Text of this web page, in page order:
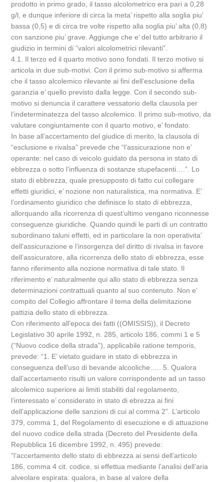
prodotto in primo grado, il tasso alcolometrico era pari a 0,28
g/l, e dunque inferiore di circa la meta’ rispetto alla soglia piu’
bassa (0,5) e di circa tre volte rispetto alla soglia piu’ alta (0,8)
con sanzione piu’ grave. Aggiunge che e’ del tutto arbitrario il
giudizio in termini di “valori alcolometrici rilevanti”.
4.1. Il terzo ed il quarto motivo sono fondati. Il terzo motivo si
articola in due sub-motivi. Con il primo sub-motivo si afferma
che il tasso alcolemico rilevante ai fini dell’esclusione della
garanzia e’ quello previsto dalla legge. Con il secondo sub-
motivo si denuncia il carattere vessatorio della clausola per
l’indeterminatezza del tasso alcolemico. Il primo sub-motivo, da
valutare congiuntamente con il quarto motivo, e’ fondato.
In base all’accertamento del giudice di merito, la clausola di
“esclusione e rivalsa” prevede che “l’assicurazione non e’
operante: nel caso di veicolo guidato da persona in stato di
ebbrezza o sotto l’influenza di sostanze stupefacenti….”. Lo
stato di ebbrezza, quale presupposto di fatto cui collegare
effetti giuridici, e’ nozione non naturalistica, ma normativa. E’
l’ordinamento giuridico che definisce lo stato di ebbrezza,
allorquando alla ricorrenza di quest’ultimo vengano riconnesse
conseguenze giuridiche. Quando quindi le parti di un contratto
subordinano taluni effetti, ed in particolare la non operativita’
dell’assicurazione e l’insorgenza del diritto di rivalsa in favore
dell’assicuratore, alla ricorrenza dello stato di ebbrezza, esse
fanno riferimento alla nozione normativa di tale stato. Il
riferimento e’ naturalmente qui allo stato di ebbrezza senza
determinazioni contrattuali quanto al suo contenuto. Non e’
compito del Collegio affrontare il tema della delimitazione
pattizia dello stato di ebbrezza.
Con riferimento all’epoca dei fatti ((OMISSIS)), il Decreto
Legislativo 30 aprile 1992, n. 285, articolo 186, commi 1 e 5
(“Nuovo codice della strada”), applicabile ratione temporis,
prevede: “1. E’ vietato guidare in stato di ebbrezza in
conseguenza dell’uso di bevande alcooliche….. 5. Qualora
dall’accertamento risulti un valore corrispondente ad un tasso
alcolemico superiore ai limiti stabiliti dal regolamento,
l’interessato e’ considerato in stato di ebrezza ai fini
dell’applicazione delle sanzioni di cui al comma 2”. L’articolo
379, comma 1, del Regolamento di esecuzione e di attuazione
del nuovo codice della strada (Decreto del Presidente della
Repubblica 16 dicembre 1992, n. 495) prevede:
“l’accertamento dello stato di ebbrezza ai sensi dell’articolo
186, comma 4 cit. codice, si effettua mediante l’analisi dell’aria
alveolare espirata: qualora, in base al valore della